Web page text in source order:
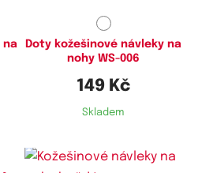
na
Doty kožešinové návleky na
nohy WS-006
149 Kč
Skladem